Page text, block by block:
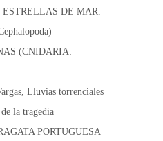
DE MAR.
(CNIDARIA:
Lluvias torrenciales
la tragedia
PORTUGUESA